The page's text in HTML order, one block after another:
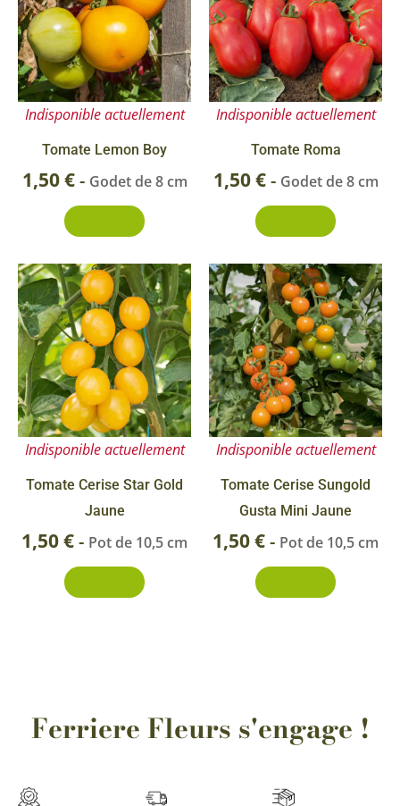
Indisponible actuellement
Tomate Lemon Boy
1,50€- Godet de 8 cm
Indisponible actuellement
Tomate Roma
1,50€- Godet de 8 cm
Indisponible actuellement
Tomate Cerise Star Gold
Jaune
1,50€- Pot de 10,5 cm
Indisponible actuellement
Tomate Cerise Sungold
Gusta Mini Jaune
1,50€- Pot de 10,5 cm
Ferriere Fleurs s'engage !